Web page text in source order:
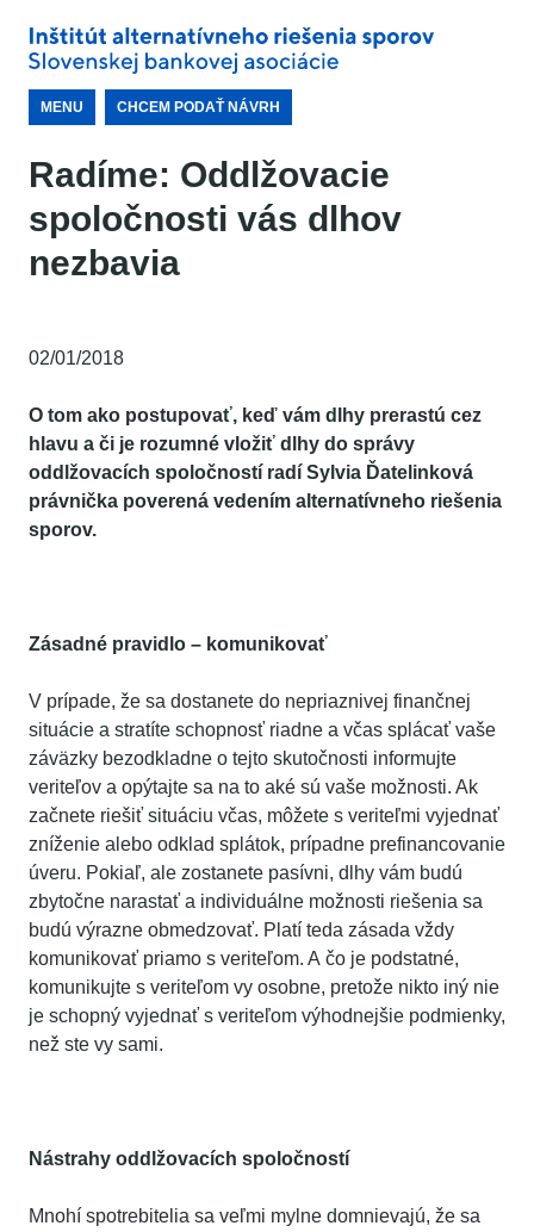
MENU CHCEM PODAŤ NÁVRH
Radíme: Oddlžovacie
spoločnosti vás dlhov
nezbavia
02/01/2018
O tom ako postupovať, keď vám dlhy prerastú cez
hlavu a či je rozumné vložiť dlhy do správy
oddlžovacích spoločností radí Sylvia Ďatelinková
právnička poverená vedením alternatívneho riešenia
sporov.
Zásadné pravidlo – komunikovať
V prípade, že sa dostanete do nepriaznivej finančnej
situácie a stratíte schopnosť riadne a včas splácať vaše
záväzky bezodkladne o tejto skutočnosti informujte
veriteľov a opýtajte sa na to aké sú vaše možnosti. Ak
začnete riešiť situáciu včas, môžete s veriteľmi vyjednať
zníženie alebo odklad splátok, prípadne prefinancovanie
úveru. Pokiaľ, ale zostanete pasívni, dlhy vám budú
zbytočne narastať a individuálne možnosti riešenia sa
budú výrazne obmedzovať. Platí teda zásada vždy
komunikovať priamo s veriteľom. A čo je podstatné,
komunikujte s veriteľom vy osobne, pretože nikto iný nie
je schopný vyjednať s veriteľom výhodnejšie podmienky,
než ste vy sami.
Nástrahy oddlžovacích spoločností
Mnohí spotrebitelia sa veľmi mylne domnievajú, že sa